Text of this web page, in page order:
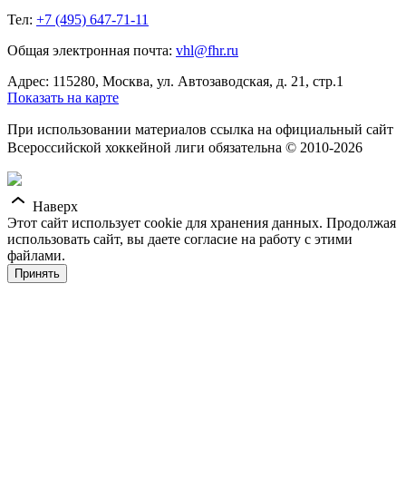
Тел: +7 (495) 647-71-11
Общая электронная почта: vhl@fhr.ru
Адрес: 115280, Москва, ул. Автозаводская, д. 21, стр.1
Показать на карте
При использовании материалов ссылка на официальный сайт
Всероссийской хоккейной лиги обязательна © 2010-2026
Наверх
Этот сайт использует cookie для хранения данных. Продолжая
использовать сайт, вы даете согласие на работу с этими
файлами.
Принять